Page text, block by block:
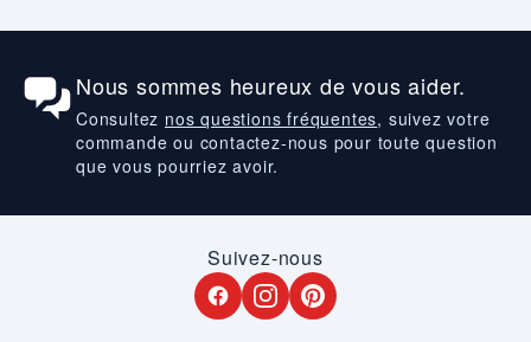
Nous sommes heureux de vous aider.
Consultez nos questions fréquentes, suivez votre
commande ou contactez-nous pour toute question
que vous pourriez avoir.
Suivez-nous